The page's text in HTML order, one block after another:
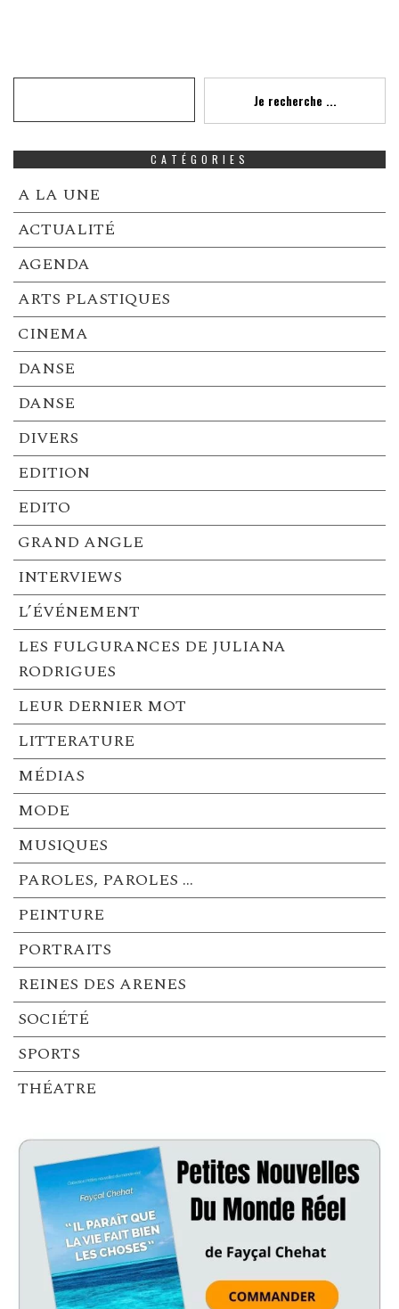
Je recherche ...
CATÉGORIES
A LA UNE
ACTUALITÉ
AGENDA
ARTS PLASTIQUES
CINEMA
DANSE
DANSE
DIVERS
EDITION
EDITO
GRAND ANGLE
INTERVIEWS
L’ÉVÉNEMENT
LES FULGURANCES DE JULIANA
RODRIGUES
LEUR DERNIER MOT
LITTERATURE
MÉDIAS
MODE
MUSIQUES
PAROLES, PAROLES …
PEINTURE
PORTRAITS
REINES DES ARENES
SOCIÉTÉ
SPORTS
THÉATRE